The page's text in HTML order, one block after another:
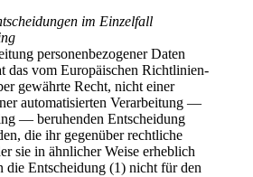
im Einzelfall
personenbezogener Daten
das vom Europäischen Richtlinien-
gewährte Recht, nicht einer
automatisierten Verarbeitung —
— beruhenden Entscheidung
die ihr gegenüber rechtliche
sie in ähnlicher Weise erheblich
die Entscheidung (1) nicht für den